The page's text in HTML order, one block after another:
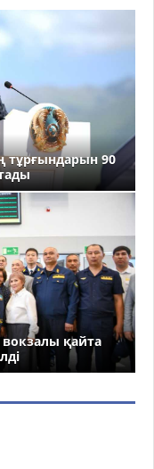
тұрғындарын 90
қайта